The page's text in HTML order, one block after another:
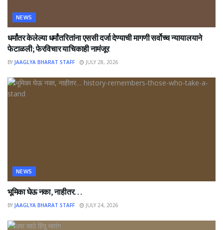
NEWS
धर्मांतर केलेल्या धर्मांतरितांना एससी दर्जा देण्याची मागणी सर्वोच्च न्यायालयाने
फेटाळली; फेरविचार याचिकाही नामंजूर
BY JAAGLYA BHARAT STAFF JULY 28, 2026
NEWS
भूमिका घेऊ नका, नाहीतर…
BY JAAGLYA BHARAT STAFF JULY 24, 2026